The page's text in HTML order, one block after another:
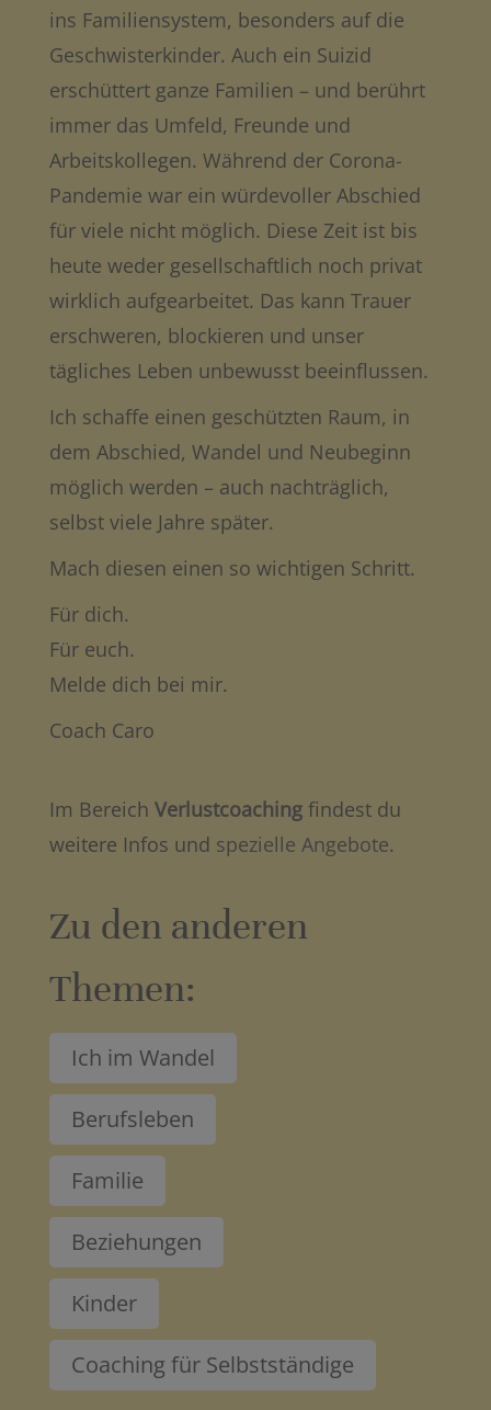
ins Familiensystem, besonders auf die
Geschwisterkinder. Auch ein Suizid
erschüttert ganze Familien – und berührt
immer das Umfeld, Freunde und
Arbeitskollegen. Während der Corona-
Pandemie war ein würdevoller Abschied
für viele nicht möglich. Diese Zeit ist bis
heute weder gesellschaftlich noch privat
wirklich aufgearbeitet. Das kann Trauer
erschweren, blockieren und unser
tägliches Leben unbewusst beeinflussen.
Ich schaffe einen geschützten Raum, in
dem Abschied, Wandel und Neubeginn
möglich werden – auch nachträglich,
selbst viele Jahre später.
Mach diesen einen so wichtigen Schritt.
Für dich.
Für euch.
Melde dich bei mir.
Coach Caro
Im Bereich Verlustcoaching findest du
weitere Infos und spezielle Angebote.
Zu den anderen
Themen:
Ich im Wandel
Berufsleben
Familie
Beziehungen
Kinder
Coaching für Selbstständige